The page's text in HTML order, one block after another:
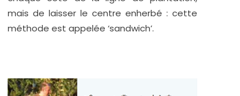
mais de laisser le centre enherbé : cette
méthode est appelée ‘sandwich’.